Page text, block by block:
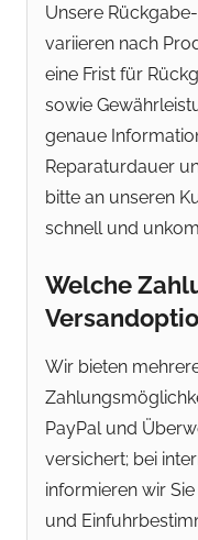
Unsere
variieren nach
eine Frist für
sowie
genaue
Reparaturdauer
bitte an unseren
schnell und
Welche
Wir bieten
PayPal und
versichert; bei
informieren wir
und